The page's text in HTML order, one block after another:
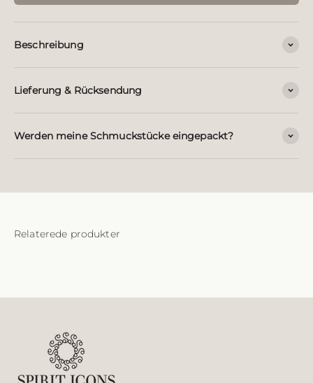
Beschreibung
Lieferung & Rücksendung
Werden meine Schmuckstücke eingepackt?